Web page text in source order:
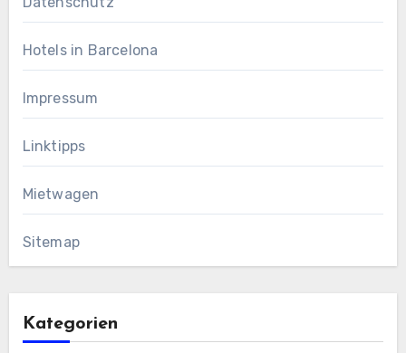
Hotels in Barcelona
Impressum
Linktipps
Mietwagen
Sitemap
Kategorien